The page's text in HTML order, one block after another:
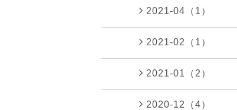
2021-04（1）
2021-02（1）
2021-01（2）
2020-12（4）